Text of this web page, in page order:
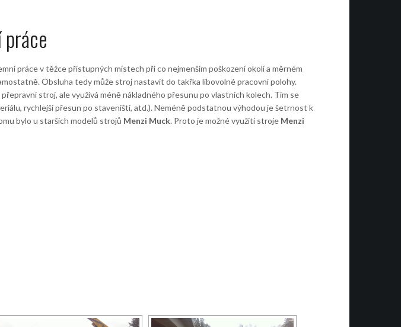
práce v těžce přístupných místech při co nejmenším poškození okolí a měrném
Obsluha tedy může stroj nastavit do takřka libovolné pracovní polohy.
stroj, ale využívá méně nákladného přesunu po vlastních kolech. Tím se
rychlejší přesun po staveništi, atd.). Neméně podstatnou výhodou je šetrnost k
bylo u starších modelů strojů Menzi Muck. Proto je možné využití stroje Menzi